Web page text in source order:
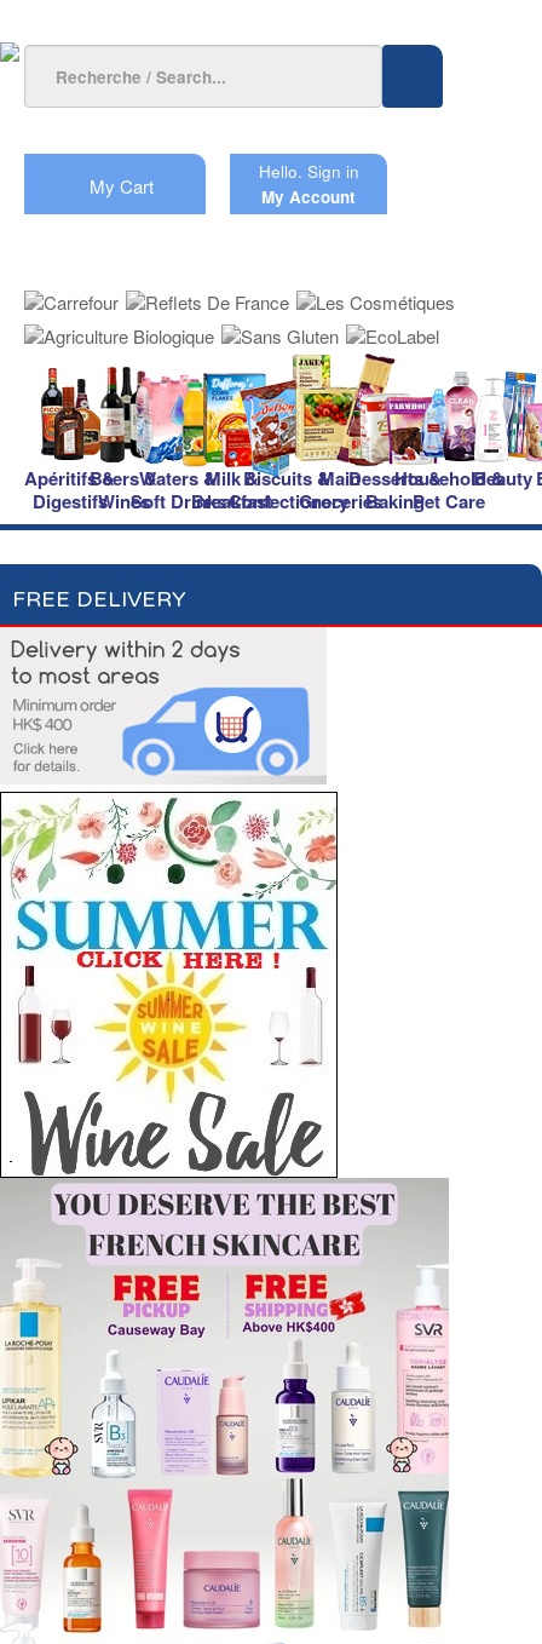
My Cart
Hello. Sign in
My Account
Apéritifs &
Digestifs
Beers &
Wines
Waters &
Soft Drinks
Milk &
Breakfast
Biscuits &
Confectionery
Main
Groceries
Desserts &
Baking
Household &
Pet Care
Beauty
FREE DELIVERY